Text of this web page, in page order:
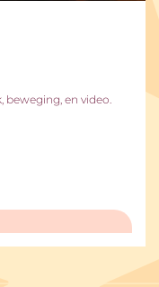
beweging, en video.